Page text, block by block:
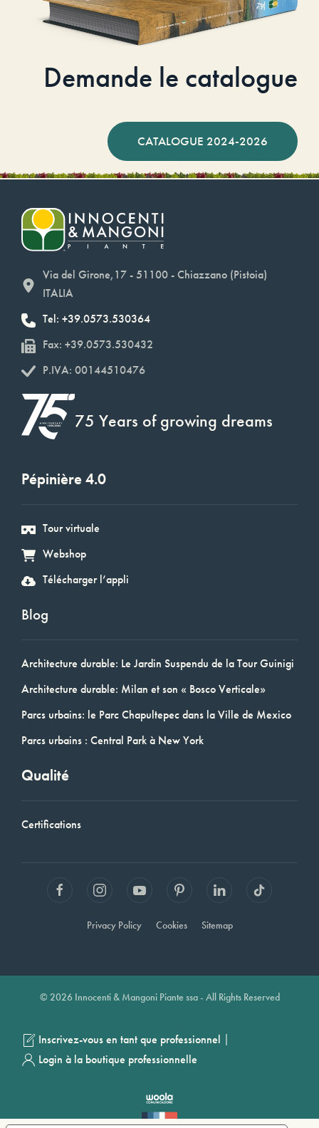
Demande le catalogue
CATALOGUE 2024-2026
Via del Girone,17 - 51100 - Chiazzano (Pistoia)
ITALIA
Tel: +39.0573.530364
Fax: +39.0573.530432
P.IVA: 00144510476
75 Years of growing dreams
Pépinière 4.0
Tour virtuale
Webshop
Télécharger l’appli
Blog
Architecture durable: Le Jardin Suspendu de la Tour Guinigi
Architecture durable: Milan et son « Bosco Verticale»
Parcs urbains: le Parc Chapultepec dans la Ville de Mexico
Parcs urbains : Central Park à New York
Qualité
Certifications
Privacy Policy Cookies Sitemap
© 2026 Innocenti & Mangoni Piante ssa - All Rights Reserved
Inscrivez-vous en tant que professionnel |
Login à la boutique professionnelle